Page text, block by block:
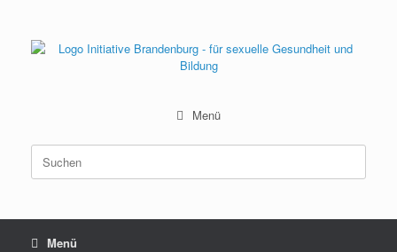
springen
Menü
Suchen
nach:
Menü